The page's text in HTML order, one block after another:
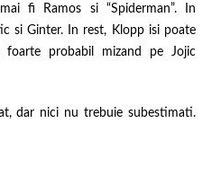
fi Ramos si “Spiderman”. In
si Ginter. In rest, Klopp isi poate
foarte probabil mizand pe Jojic
dar nici nu trebuie subestimati.